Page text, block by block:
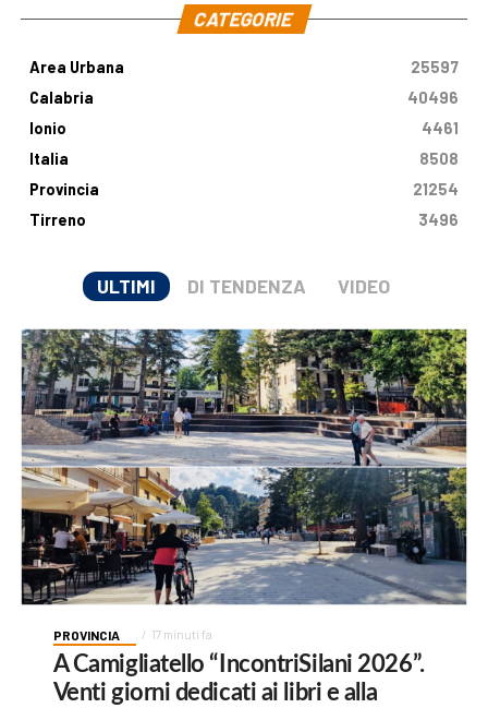
CATEGORIE
Area Urbana
25597
Calabria
40496
Ionio
4461
Italia
8508
Provincia
21254
Tirreno
3496
ULTIMI DI TENDENZA VIDEO
PROVINCIA 17 minuti fa
A Camigliatello “IncontriSilani 2026”.
Venti giorni dedicati ai libri e alla